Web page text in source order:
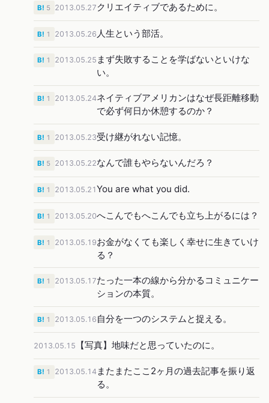
2013.05.27 クリエイティブであるために。
B! 5
2013.05.26 人生という部活。
B! 1
2013.05.25 まず失敗することを学ばないといけな
い。
B! 1
2013.05.24ネイティブアメリカンはなぜ長距離移動
で必ず何日か休憩するのか？
B! 1
2013.05.23受け継がれない記憶。
B! 1
2013.05.22なんで誰もやらないんだろ？
B! 5
2013.05.21You are what you did.
B! 1
2013.05.20へこんでもへこんでも立ち上がるには？
B! 1
2013.05.19お金がなくても楽しく幸せに生きていけ
る？
B! 1
2013.05.17たった一本の線から分かるコミュニケー
ションの本質。
B! 1
2013.05.16 自分を一つのシステムと捉える。
B! 1
2013.05.15 【写真】地味だと思っていたのに。
2013.05.14 またまたここ2ヶ月の過去記事を振り返
る。
B! 1